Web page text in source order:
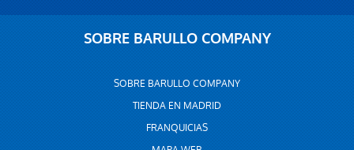
SOBRE BARULLO COMPANY
SOBRE BARULLO COMPANY
TIENDA EN MADRID
FRANQUICIAS